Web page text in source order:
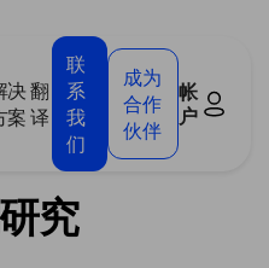
决
案
翻
译
联
系
我
们
成为
合作
伙伴
帐
户
究